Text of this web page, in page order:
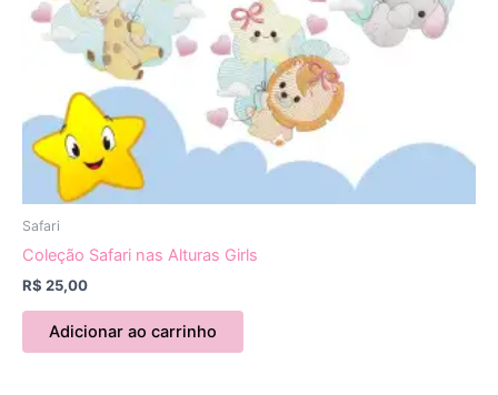
Safari
Coleção Safari nas Alturas Girls
R$ 25,00
Adicionar ao carrinho